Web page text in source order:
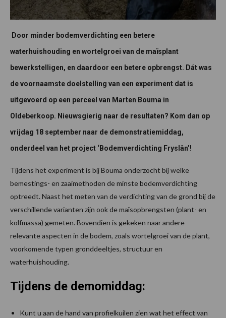
Door minder bodemverdichting een betere
waterhuishouding en wortelgroei van de maïsplant
bewerkstelligen, en daardoor een betere opbrengst. Dát was
de voornaamste doelstelling van een experiment dat is
uitgevoerd op een perceel van Marten Bouma in
Oldeberkoop. Nieuwsgierig naar de resultaten? Kom dan op
vrijdag 18 september naar de demonstratiemiddag,
onderdeel van het project ‘Bodemverdichting Fryslân’!
Tijdens het experiment is bij Bouma onderzocht bij welke
bemestings- en zaaimethoden de minste bodemverdichting
optreedt. Naast het meten van de verdichting van de grond bij de
verschillende varianten zijn ook de maïsopbrengsten (plant- en
kolfmassa) gemeten. Bovendien is gekeken naar andere
relevante aspecten in de bodem, zoals wortelgroei van de plant,
voorkomende typen gronddeeltjes, structuur en
waterhuishouding.
Tijdens de demomiddag:
Kunt u aan de hand van profielkuilen zien wat het effect van